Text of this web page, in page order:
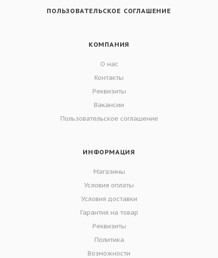
ПОЛЬЗОВАТЕЛЬСКОЕ СОГЛАШЕНИЕ
КОМПАНИЯ
О нас
Контакты
Реквизиты
Вакансии
Пользовательское соглашение
ИНФОРМАЦИЯ
Магазины
Условия оплаты
Условия доставки
Гарантия на товар
Реквизиты
Политика
Возможности